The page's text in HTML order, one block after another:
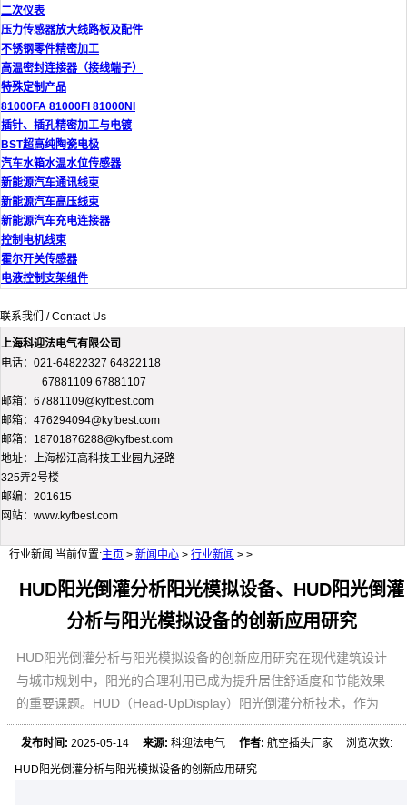
二次仪表
压力传感器放大线路板及配件
不锈钢零件精密加工
高温密封连接器（接线端子）
特殊定制产品
81000FA 81000FI 81000NI
插针、插孔精密加工与电镀
BST超高纯陶瓷电极
汽车水箱水温水位传感器
新能源汽车通讯线束
新能源汽车高压线束
新能源汽车充电连接器
控制电机线束
霍尔开关传感器
电液控制支架组件
联系我们 / Contact Us
上海科迎法电气有限公司
电话：021-64822327 64822118
67881109 67881107
邮箱：67881109@kyfbest.com
邮箱：476294094@kyfbest.com
邮箱：18701876288@kyfbest.com
地址：上海松江高科技工业园九泾路
325弄2号楼
邮编：201615
网站：www.kyfbest.com
行业新闻 当前位置:主页 > 新闻中心 > 行业新闻 > >
HUD阳光倒灌分析阳光模拟设备、HUD阳光倒灌
分析与阳光模拟设备的创新应用研究
HUD阳光倒灌分析与阳光模拟设备的创新应用研究在现代建筑设计
与城市规划中，阳光的合理利用已成为提升居住舒适度和节能效果
的重要课题。HUD（Head-UpDisplay）阳光倒灌分析技术，作为
发布时间: 2025-05-14来源: 科迎法电气作者: 航空插头厂家 浏览次数:
HUD阳光倒灌分析与阳光模拟设备的创新应用研究